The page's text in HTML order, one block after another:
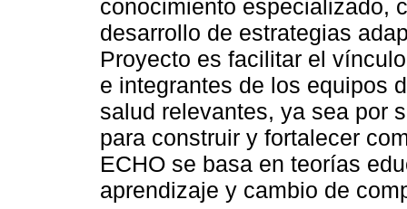
conocimiento especializado,
desarrollo de estrategias
Proyecto es facilitar el
e integrantes de los equipos
salud relevantes, ya sea por
para construir y fortalecer
ECHO se basa en teorías
aprendizaje y cambio de